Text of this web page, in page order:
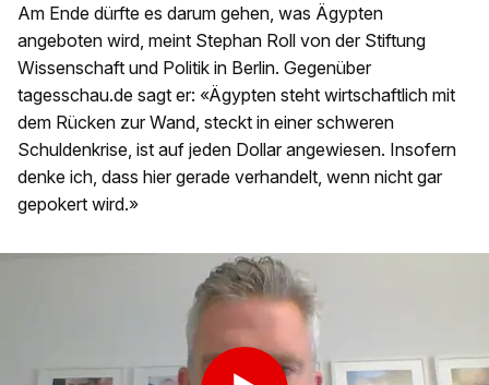
Am Ende dürfte es darum gehen, was Ägypten
angeboten wird, meint Stephan Roll von der Stiftung
Wissenschaft und Politik in Berlin. Gegenüber
tagesschau.de sagt er: «Ägypten steht wirtschaftlich mit
dem Rücken zur Wand, steckt in einer schweren
Schuldenkrise, ist auf jeden Dollar angewiesen. Insofern
denke ich, dass hier gerade verhandelt, wenn nicht gar
gepokert wird.»